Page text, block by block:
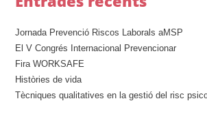
Jornada Prevenció Riscos Laborals aMSP
El V Congrés Internacional Prevencionar
Fira WORKSAFE
Històries de vida
Tècniques qualitatives en la gestió del risc